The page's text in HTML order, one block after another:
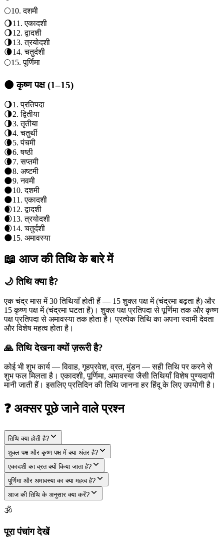
🌕10.दशमी
🌖11 .एकादशी
🌖12.द्वादशी
🌗13.त्रयोदशी
🌘14.चतुर्दशी
🌕15.पूर्णिमा
🌑 कृष्ण पक्ष (1–15)
🌖1 .प्रतिपदा
🌗2.द्वितीया
🌗3.तृतीया
🌗4.चतुर्थी
🌘5.पंचमी
🌘6.षष्ठी
🌘7.सप्तमी
🌑8. अष्टमी
🌑9.नवमी
🌑10.दशमी
🌑11 .एकादशी
🌒12.द्वादशी
🌒13.त्रयोदशी
🌒14.चतुर्दशी
🌑15. अमावस्या
📖 आज की तिथि के बारे में
🌙 तिथि क्या है?
एक चंद्र मास में 30 तिथियाँ होती हैं — 15 शुक्ल पक्ष में (चंद्रमा बढ़ता है) और
15 कृष्ण पक्ष में (चंद्रमा घटता है)। शुक्ल पक्ष प्रतिपदा से पूर्णिमा तक और कृष्ण
पक्ष प्रतिपदा से अमावस्या तक होता है। प्रत्येक तिथि का अपना स्वामी देवता
और विशेष महत्व होता है।
🙏 तिथि देखना क्यों ज़रूरी है?
कोई भी शुभ कार्य — विवाह, गृहप्रवेश, व्रत, मुंडन — सही तिथि पर करने से
शुभ फल मिलता है। एकादशी, पूर्णिमा, अमावस्या जैसी तिथियाँ विशेष पुण्यदायी
मानी जाती हैं। इसलिए प्रतिदिन की तिथि जानना हर हिंदू के लिए उपयोगी है।
❓ अक्सर पूछे जाने वाले प्रश्न
तिथि क्या होती है?
शुक्ल पक्ष और कृष्ण पक्ष में क्या अंतर है?
एकादशी का व्रत क्यों किया जाता है?
पूर्णिमा और अमावस्या का क्या महत्व है?
आज की तिथि के अनुसार क्या करें?
🕉
पूरा पंचांग देखें